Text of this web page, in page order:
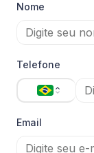
Nome
Telefone
Email